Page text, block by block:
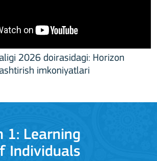
2026 doirasidagi: Horizon
imkoniyatlari
1: Learning
Individuals